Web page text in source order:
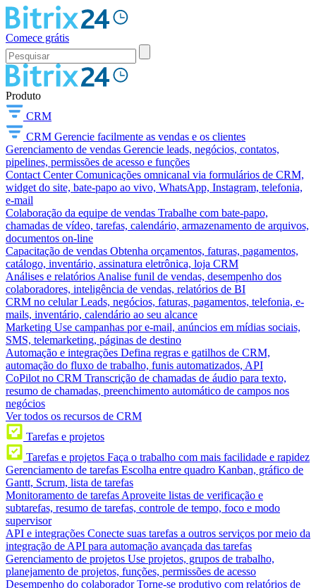
Comece grátis
Produto
CRM
CRM Gerencie facilmente as vendas e os clientes
Gerenciamento de vendas Gerencie leads, negócios, contatos,
pipelines, permissões de acesso e funções
Contact Center Comunicações omnicanal via formulários de CRM,
widget do site, bate-papo ao vivo, WhatsApp, Instagram, telefonia,
e-mail
Colaboração da equipe de vendas Trabalhe com bate-papo,
chamadas de vídeo, tarefas, calendário, armazenamento de arquivos,
documentos on-line
Capacitação de vendas Obtenha orçamentos, faturas, pagamentos,
catálogo, inventário, assinatura eletrônica, loja CRM
Análises e relatórios Analise funil de vendas, desempenho dos
colaboradores, inteligência de vendas, relatórios de BI
CRM no celular Leads, negócios, faturas, pagamentos, telefonia, e-
mails, inventário, calendário ao seu alcance
Marketing Use campanhas por e-mail, anúncios em mídias sociais,
SMS, telemarketing, páginas de destino
Automação e integrações Defina regras e gatilhos de CRM,
automação do fluxo de trabalho, funis automatizados, API
CoPilot no CRM Transcrição de chamadas de áudio para texto,
resumo de chamadas, preenchimento automático de campos nos
negócios
Ver todos os recursos de CRM
Tarefas e projetos
Tarefas e projetos Faça o trabalho com mais facilidade e rapidez
Gerenciamento de tarefas Escolha entre quadro Kanban, gráfico de
Gantt, Scrum, lista de tarefas
Monitoramento de tarefas Aproveite listas de verificação e
subtarefas, resumo de tarefas, controle de tempo, foco e modo
supervisor
API e integrações Conecte suas tarefas a outros serviços por meio da
integração de API para automação avançada das tarefas
Gerenciamento de projetos Use projetos, grupos de trabalho,
planejamento de projetos, funções, permissões de acesso
Desempenho do colaborador Torne-se produtivo com relatórios de